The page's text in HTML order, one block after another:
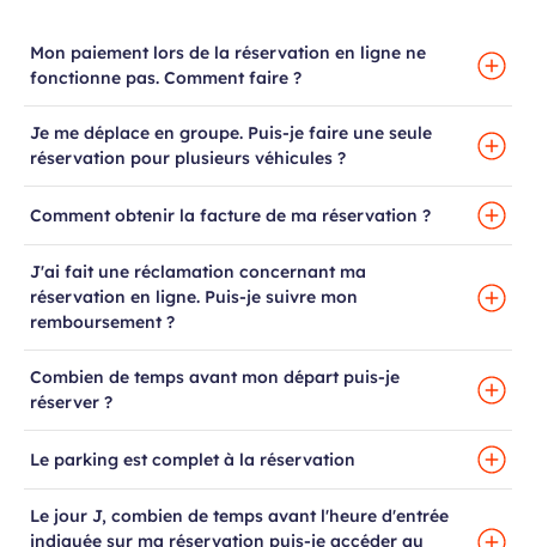
Mon paiement lors de la réservation en ligne ne
fonctionne pas. Comment faire ?
Je me déplace en groupe. Puis-je faire une seule
réservation pour plusieurs véhicules ?
Comment obtenir la facture de ma réservation ?
J'ai fait une réclamation concernant ma
réservation en ligne. Puis-je suivre mon
remboursement ?
Combien de temps avant mon départ puis-je
réserver ?
Le parking est complet à la réservation
Le jour J, combien de temps avant l'heure d'entrée
indiquée sur ma réservation puis-je accéder au